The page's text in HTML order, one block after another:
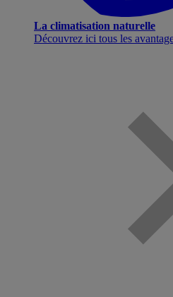
La climatisation naturelle
Découvrez ici tous les